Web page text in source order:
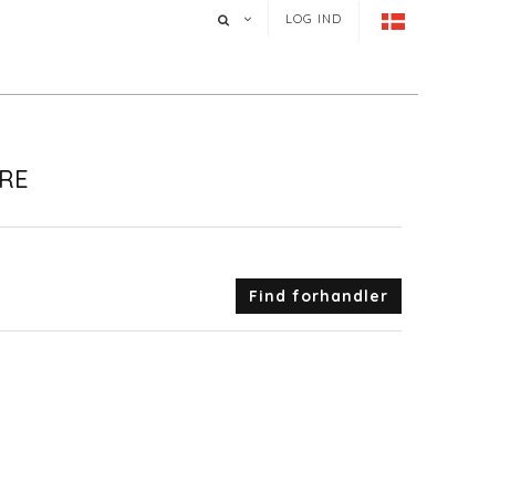
LOG IND
Find forhandler